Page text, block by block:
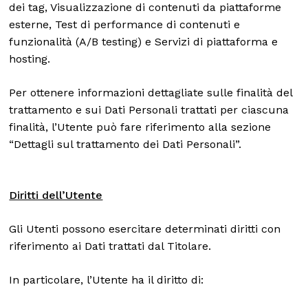
dei tag, Visualizzazione di contenuti da piattaforme
esterne, Test di performance di contenuti e
funzionalità (A/B testing) e Servizi di piattaforma e
hosting.
Per ottenere informazioni dettagliate sulle finalità del
trattamento e sui Dati Personali trattati per ciascuna
finalità, l’Utente può fare riferimento alla sezione
“Dettagli sul trattamento dei Dati Personali”.
Diritti dell’Utente
Gli Utenti possono esercitare determinati diritti con
riferimento ai Dati trattati dal Titolare.
In particolare, l’Utente ha il diritto di: